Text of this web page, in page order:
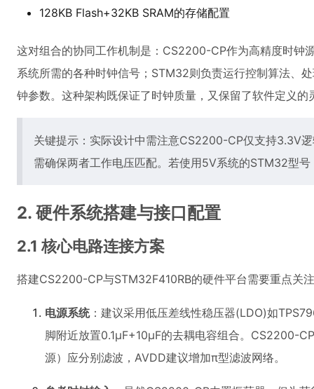
128KB Flash+32KB SRAM的存储配置
这对组合的协同工作机制是：CS2200-CP作为高精度时钟
系统所需的各种时钟信号；STM32则负责运行控制算法、
钟参数。这种架构既保证了时钟质量，又保留了软件定义的
关键提示：实际设计中需注意CS2200-CP仅支持3.3V
需确保两者工作电压匹配。若使用5V系统的STM32型
2. 硬件系统搭建与接口配置
2.1 核心电路连接方案
搭建CS2200-CP与STM32F410RB的硬件平台需要重点关
电源系统：建议采用低压差线性稳压器(LDO)如
脚附近放置0.1μF+10μF的去耦电容组合。CS2200-
源）应分别滤波，AVDD建议增加π型滤波网络。